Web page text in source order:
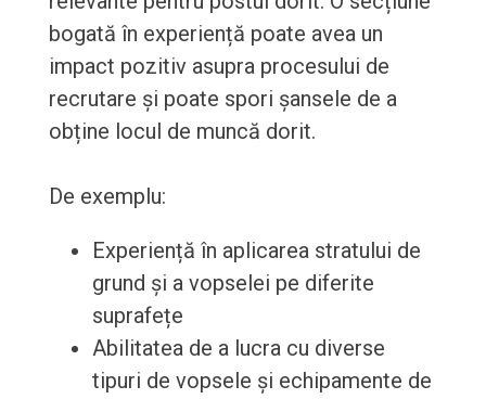
bogată în experiență poate avea un
impact pozitiv asupra procesului de
recrutare și poate spori șansele de a
obține locul de muncă dorit.
De exemplu:
Experiență în aplicarea stratului de
grund și a vopselei pe diferite
suprafețe
Abilitatea de a lucra cu diverse
tipuri de vopsele și echipamente de